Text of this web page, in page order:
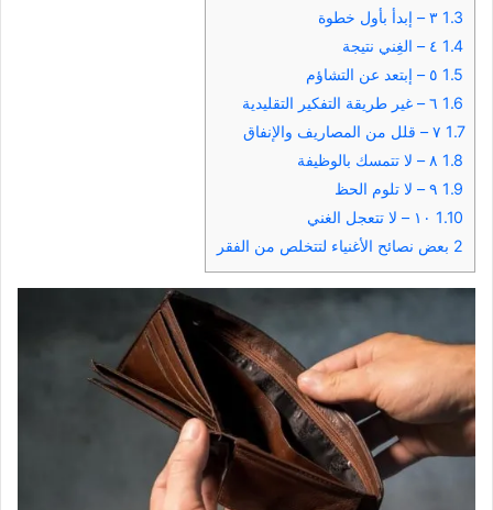
1.3
1.4
1.5
1.6
1.7
1.8
1.9
1.10
2 بعض نصائح الأغنياء لتتخلص من الفقر